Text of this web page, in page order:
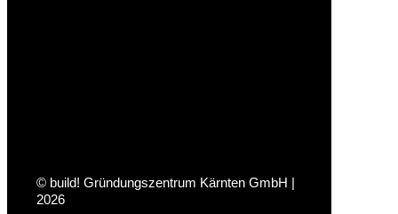
© build! Gründungszentrum Kärnten GmbH |
2026